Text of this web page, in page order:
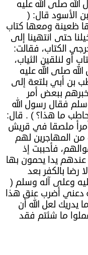
صلى الله عليه
الأسود قال: (
ظعينة ومعها كتاب
حتى انتهينا إلى
الكتاب، فقالت:
أو لنلقين الثياب،
صلى الله عليه
بن أبي بلتعة إلى
ببعض أمر
فقال رسول الله
ما هذا؟ ) . قال:
أمرأ ملصقا في قريش
المهاجرين لهم
فأحببت إذ
يدا يحمون بها
رضا بالكفر بعد
وعلى آله وسلم (
دعني أضرب عنق هذا
يدريك لعل الله أن
ما شئتم فقد